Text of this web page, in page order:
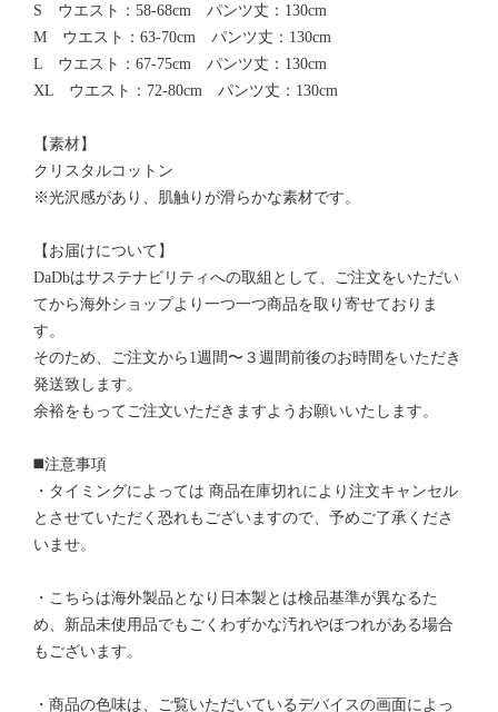
S ウエスト：58-68cm パンツ丈：130cm
M ウエスト：63-70cm パンツ丈：130cm
L ウエスト：67-75cm パンツ丈：130cm
XL ウエスト：72-80cm パンツ丈：130cm
【素材】
クリスタルコットン
※光沢感があり、肌触りが滑らかな素材です。
【お届けについて】
DaDbはサステナビリティへの取組として、ご注文をいただい
てから海外ショップより一つ一つ商品を取り寄せておりま
す。
そのため、ご注文から1週間〜３週間前後のお時間をいただき
発送致します。
余裕をもってご注文いただきますようお願いいたします。
◼️注意事項
・タイミングによっては 商品在庫切れにより注文キャンセル
とさせていただく恐れもございますので、予めご了承くださ
いませ。
・こちらは海外製品となり日本製とは検品基準が異なるた
め、新品未使用品でもごくわずかな汚れやほつれがある場合
もございます。
・商品の色味は、ご覧いただいているデバイスの画面によっ